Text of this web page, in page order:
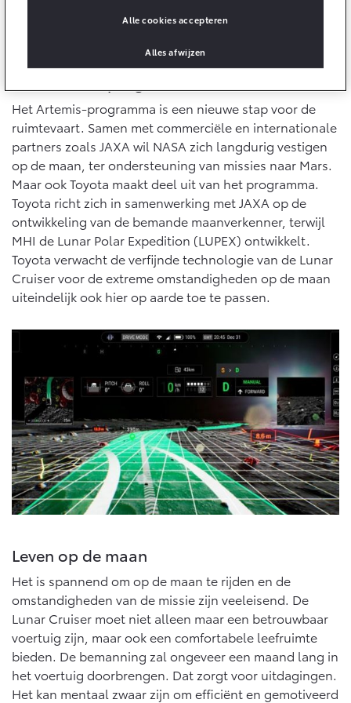
Vanaf € 39.995,-
OOK ALS PLUG-IN
HYBRIDE
Vanaf € 36.495,-
Toyota C-HR+
BATTERIJ-ELEKTRISCH
RAV4
PLUG-IN HYBRIDE
Vanaf € 49.995,-
bZ4X
BATTERIJ-ELEKTRISCH
bZ4X Touring
BATTERIJ-ELEKTRISCH
Mirai
WATERSTOF-ELEKTRISCH
Proace City (excl. BTW)
OOK ALS BATTERIJ-
ELEKTRISCH
Toyota fabrieksgarantie
Onderdelen
Accessoires
Banden
Connected
Connected Services
MyToyota login
MyToyota App
Abonnementen
Multimedia
Connected check
Navigatie updates
Energie en slim laden
Verzekeren
Toyota Autoverzekering
Toyota Hybride Autoverzekering
Bedrijfswagens op maat
Financieren of leasen
Verzekeren
Het Artemis-programma is een nieuwe stap voor de
ruimtevaart. Samen met commerciële en internationale
partners zoals JAXA wil NASA zich langdurig vestigen
op de maan, ter ondersteuning van missies naar Mars.
Maar ook Toyota maakt deel uit van het programma.
Toyota richt zich in samenwerking met JAXA op de
ontwikkeling van de bemande maanverkenner, terwijl
MHI de Lunar Polar Expedition (LUPEX) ontwikkelt.
Toyota verwacht de verfijnde technologie van de Lunar
Cruiser voor de extreme omstandigheden op de maan
uiteindelijk ook hier op aarde toe te passen.
Leven op de maan
Het is spannend om op de maan te rijden en de
omstandigheden van de missie zijn veeleisend. De
Lunar Cruiser moet niet alleen maar een betrouwbaar
voertuig zijn, maar ook een comfortabele leefruimte
bieden. De bemanning zal ongeveer een maand lang in
het voertuig doorbrengen. Dat zorgt voor uitdagingen.
Het kan mentaal zwaar zijn om efficiënt en gemotiveerd
Alles afwijzen
Alle cookies accepteren